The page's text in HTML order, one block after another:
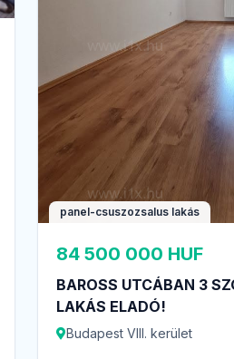
panel-csuszozsalus lakás
84 500 000 HUF
BAROSS UTCÁBAN 3
LAKÁS ELADÓ!
Budapest VIII. kerület